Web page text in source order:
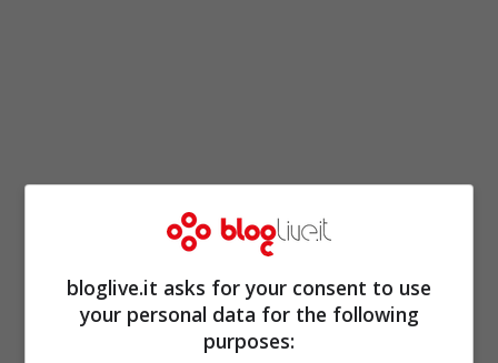
Passa dunque un altro lustro senza
bloglive.it asks for your consent to use
your personal data for the following
purposes: